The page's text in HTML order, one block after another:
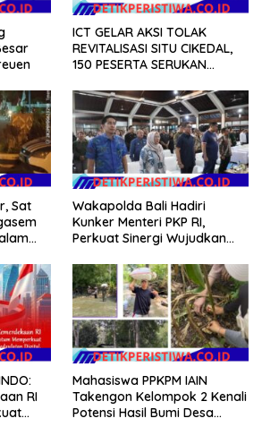
ICT GELAR AKSI TOLAK
REVITALISASI SITU CIKEDAL,
150 PESERTA SERUKAN
Sat
Wakapolda Bali Hadiri
Kunker Menteri PKP RI,
Perkuat Sinergi Wujudkan
Masyarakat
RI
Mahasiswa PPKPM IAIN
Takengon Kelompok 2 Kenali
Potensi Hasil Bumi Desa